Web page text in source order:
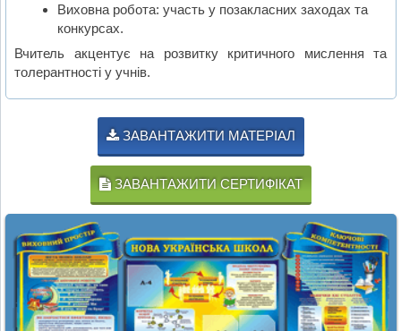
Виховна робота: участь у позакласних заходах та
конкурсах.
Вчитель акцентує на розвитку критичного мислення та
толерантності у учнів.
ЗАВАНТАЖИТИ МАТЕРІАЛ
ЗАВАНТАЖИТИ СЕРТИФІКАТ